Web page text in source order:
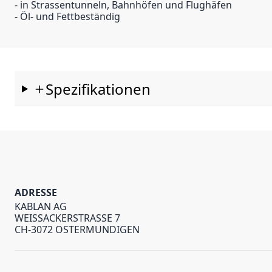
- in Strassentunneln, Bahnhöfen und Flughäfen
- Öl- und Fettbeständig
Spezifikationen
ADRESSE
KABLAN AG
WEISSACKERSTRASSE 7
CH-3072 OSTERMUNDIGEN